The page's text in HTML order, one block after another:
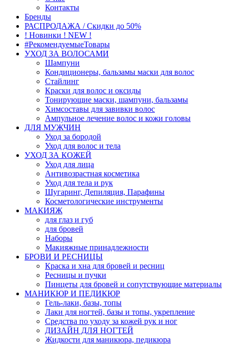
Контакты
Бренды
РАСПРОДАЖА / Скидки до 50%
! Новинки ! NEW !
#РекомендуемыеТовары
УХОД ЗА ВОЛОСАМИ
Шампуни
Кондиционеры, бальзамы маски для волос
Стайлинг
Краски для волос и оксиды
Тонирующие маски, шампуни, бальзамы
Химсоставы для завивки волос
Ампульное лечение волос и кожи головы
ДЛЯ МУЖЧИН
Уход за бородой
Уход для волос и тела
УХОД ЗА КОЖЕЙ
Уход для лица
Антивозрастная косметика
Уход для тела и рук
Шугаринг, Депиляция, Парафины
Косметологические инструменты
МАКИЯЖ
для глаз и губ
для бровей
Наборы
Макияжные принадлежности
БРОВИ И РЕСНИЦЫ
Краска и хна для бровей и ресниц
Ресницы и пучки
Пинцеты для бровей и сопутствующие материалы
МАНИКЮР И ПЕДИКЮР
Гель-лаки, базы, топы
Лаки для ногтей, базы и топы, укрепление
Средства по уходу за кожей рук и ног
ДИЗАЙН ДЛЯ НОГТЕЙ
Жидкости для маникюра, педикюра